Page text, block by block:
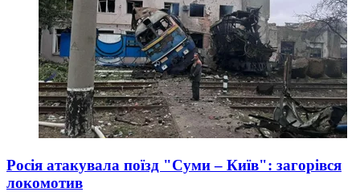
Росія атакувала поїзд "Суми – Київ": загорівся
локомотив